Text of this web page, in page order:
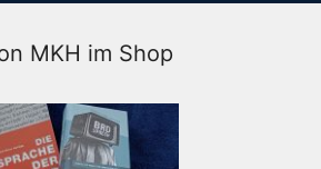
MKH im Shop